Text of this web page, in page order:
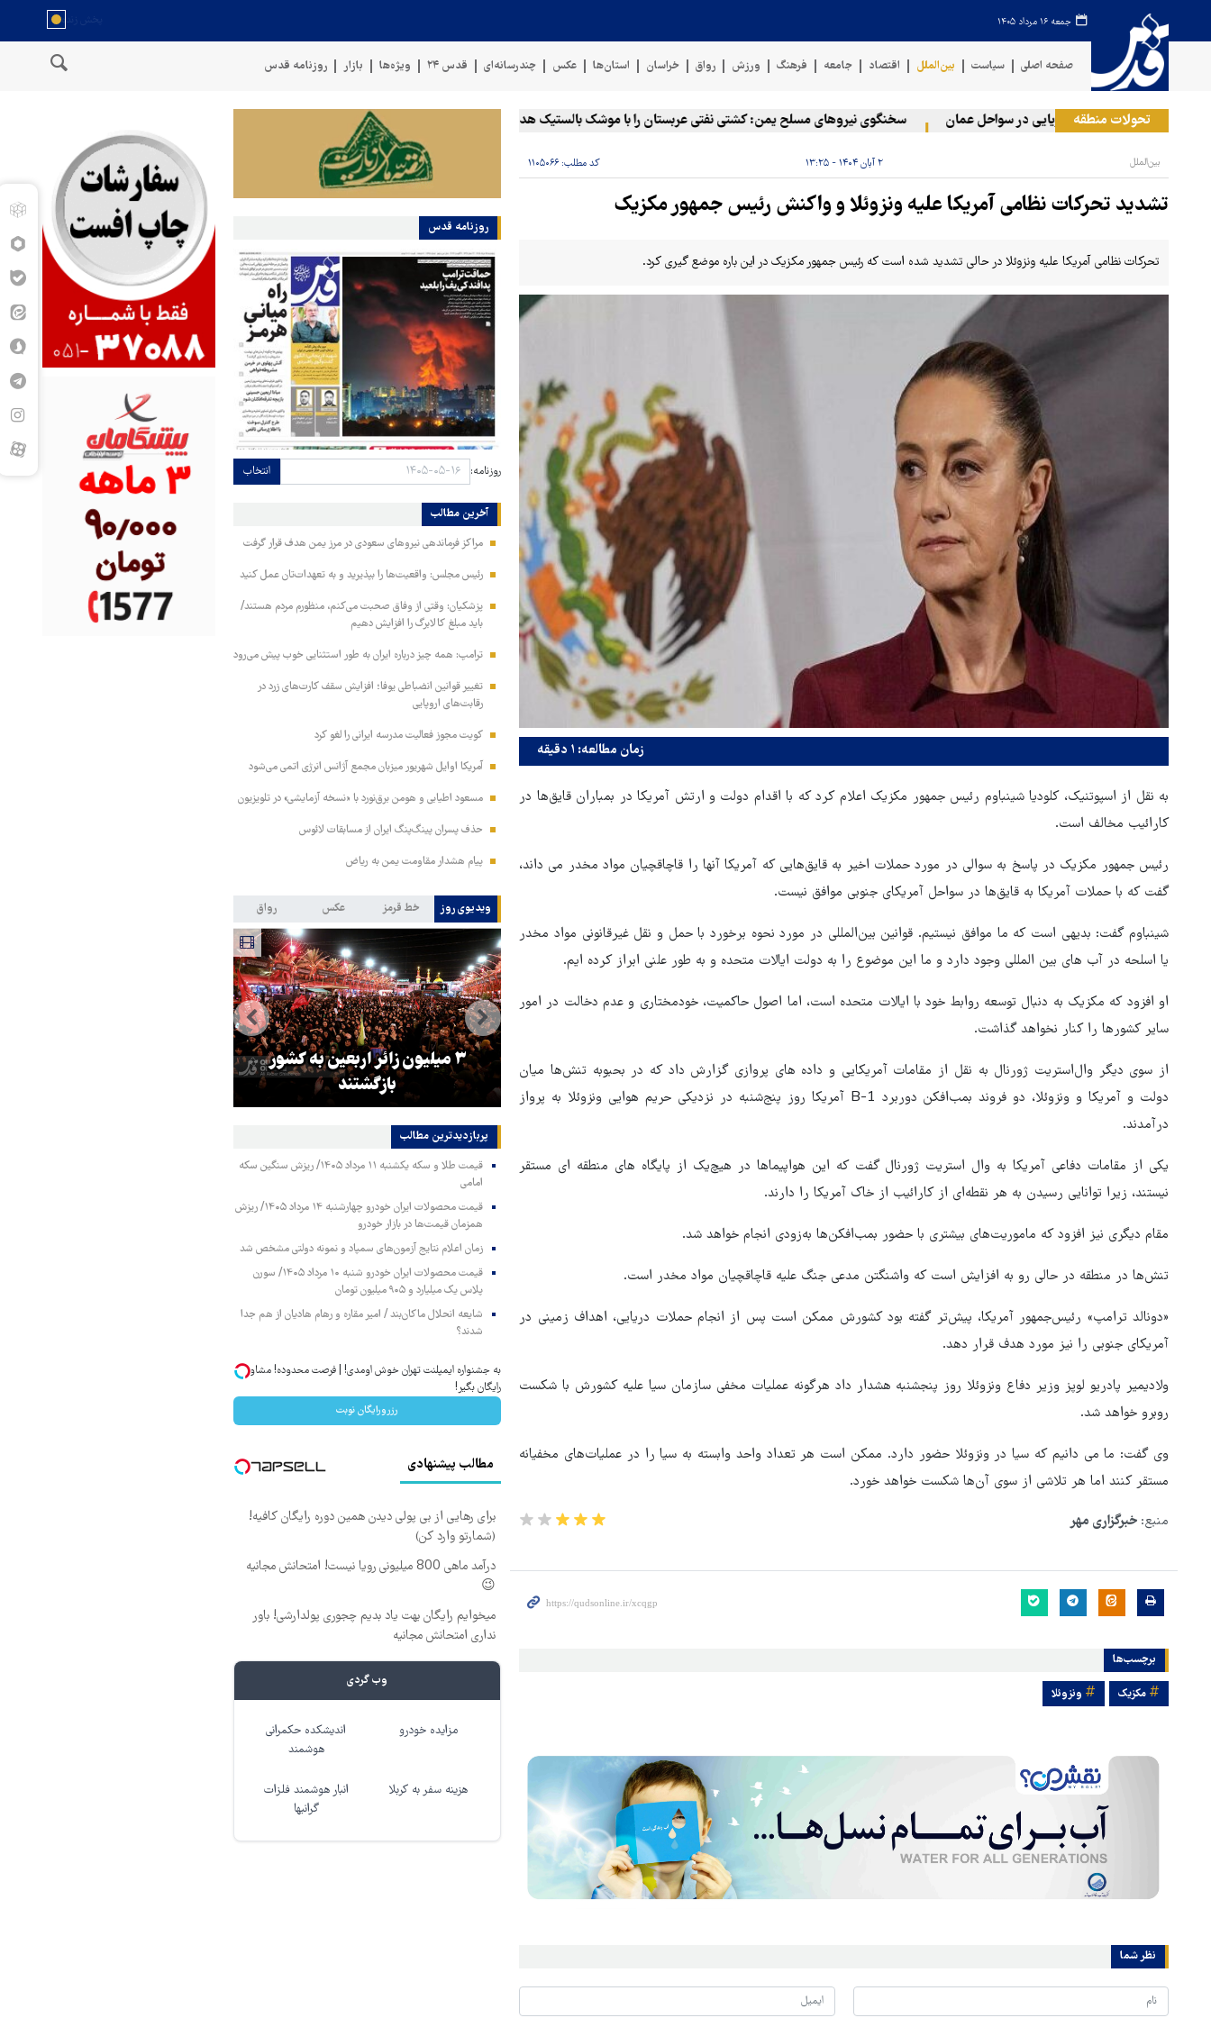
جمعه ۱۶ مرداد ۱۴۰۵
صفحه اصلی سیاست بین‌الملل اقتصاد جامعه فرهنگ ورزش رواق خراسان استان‌ها عکس چندرسانه‌ای قدس ۲۴ ویژه‌ها بازار روزنامه قدس
تحولات منطقه
وقوع حادثه دریایی در سواحل عمان سخنگوی نیروهای مسلح یمن: کشتی نفتی عربستان را با موشک بالستیک هدف قرار دادیم
بین‌الملل ۲ آبان ۱۴۰۴ - ۱۳:۲۵ کد مطلب: ۱۱۰۵۰۶۶
تشدید تحرکات نظامی آمریکا علیه ونزوئلا و واکنش رئیس جمهور مکزیک
تحرکات نظامی آمریکا علیه ونزوئلا در حالی تشدید شده است که رئیس جمهور مکزیک در این باره موضع گیری کرد.
زمان مطالعه: ۱ دقیقه
به نقل از اسپوتنیک، کلودیا شینباوم رئیس جمهور مکزیک اعلام کرد که با اقدام دولت و ارتش آمریکا در بمباران قایق‌ها در
کارائیب مخالف است.
رئیس جمهور مکزیک در پاسخ به سوالی در مورد حملات اخیر به قایق‌هایی که آمریکا آنها را قاچاقچیان مواد مخدر می داند،
گفت که با حملات آمریکا به قایق‌ها در سواحل آمریکای جنوبی موافق نیست.
شینباوم گفت: بدیهی است که ما موافق نیستیم. قوانین بین‌المللی در مورد نحوه برخورد با حمل و نقل غیرقانونی مواد مخدر
یا اسلحه در آب های بین المللی وجود دارد و ما این موضوع را به دولت ایالات متحده و به طور علنی ابراز کرده ایم.
او افزود که مکزیک به دنبال توسعه روابط خود با ایالات متحده است، اما اصول حاکمیت، خودمختاری و عدم دخالت در امور
سایر کشورها را کنار نخواهد گذاشت.
از سوی دیگر وال‌استریت ژورنال به نقل از مقامات آمریکایی و داده های پروازی گزارش داد که در بحبوبه تنش‌ها میان
دولت و آمریکا و ونزوئلا، دو فروند بمب‌افکن دوربرد B-1 آمریکا روز پنج‌شنبه در نزدیکی حریم هوایی ونزوئلا به پرواز
درآمدند.
یکی از مقامات دفاعی آمریکا به وال استریت ژورنال گفت که این هواپیماها در هیچ‌یک از پایگاه های منطقه ای مستقر
نیستند، زیرا توانایی رسیدن به هر نقطه‌ای از کارائیب از خاک آمریکا را دارند.
مقام دیگری نیز افزود که ماموریت‌های بیشتری با حضور بمب‌افکن‌ها به‌زودی انجام خواهد شد.
تنش‌ها در منطقه در حالی رو به افزایش است که واشنگتن مدعی جنگ علیه قاچاقچیان مواد مخدر است.
«دونالد ترامپ» رئیس‌جمهور آمریکا، پیش‌تر گفته بود کشورش ممکن است پس از انجام حملات دریایی، اهداف زمینی در
آمریکای جنوبی را نیز مورد هدف قرار دهد.
ولادیمیر پادریو لوپز وزیر دفاع ونزوئلا روز پنجشنبه هشدار داد هرگونه عملیات مخفی سازمان سیا علیه کشورش با شکست
روبرو خواهد شد.
وی گفت: ما می دانیم که سیا در ونزوئلا حضور دارد. ممکن است هر تعداد واحد وابسته به سیا را در عملیات‌های مخفیانه
مستقر کنند اما هر تلاشی از سوی آن‌ها شکست خواهد خورد.
منبع: خبرگزاری مهر
برچسب‌ها
مکزیک ونزوئلا
نظر شما
روزنامه قدس
روزنامه: انتخاب
آخرین مطالب
مراکز فرماندهی نیروهای سعودی در مرز یمن هدف قرار گرفت
رئیس مجلس: واقعیت‌ها را بپذیرید و به تعهدات‌تان عمل کنید
پزشکیان: وقتی از وفاق صحبت می‌کنم، منظورم مردم هستند/
باید مبلغ کالابرگ را افزایش دهیم
ترامپ: همه چیز درباره ایران به طور استثنایی خوب پیش می‌رود
تغییر قوانین انضباطی یوفا؛ افزایش سقف کارت‌های زرد در
رقابت‌های اروپایی
کویت مجوز فعالیت مدرسه ایرانی را لغو کرد
آمریکا اوایل شهریور میزبان مجمع آژانس انرژی اتمی می‌شود
مسعود اطیابی و هومن برق‌نورد با «نسخه آزمایشی» در تلویزیون
حذف پسران پینگ‌پنگ ایران از مسابقات لائوس
پیام هشدار مقاومت یمن به ریاض
ویدیوی روز خط قرمز عکس رواق
هماهنگی محور مقاومت، آمریکا را
در منطقه درمانده کرد
ترامپ نماد فساد، اقتدارگرایی و
جنگ‌طلبی است!
۳ میلیون زائر اربعین به کشور
بازگشتند
پربازدیدترین‌ مطالب
قیمت طلا و سکه یکشنبه ۱۱ مرداد ۱۴۰۵/ ریزش سنگین سکه
امامی
قیمت محصولات ایران خودرو چهارشنبه ۱۴ مرداد ۱۴۰۵/ ریزش
همزمان قیمت‌ها در بازار خودرو
زمان اعلام نتایج آزمون‌های سمپاد و نمونه دولتی مشخص شد
قیمت محصولات ایران خودرو شنبه ۱۰ مرداد ۱۴۰۵/ سورن
پلاس یک میلیارد و ۹۰۵ میلیون تومان
شایعه انحلال ماکان‌بند / امیر مقاره و رهام هادیان از هم جدا
شدند؟
به جشنواره ایمپلنت تهران خوش اومدی! | فرصت محدوده! مشاوره
رایگان بگیر!
رزرورایگان نوبت
مطالب پیشنهادی
برای رهایی از بی پولی دیدن همین دوره رایگان کافیه!
(شمارتو وارد کن)
درآمد ماهی 800 میلیونی رویا نیست! امتحانش مجانیه
😉
میخوایم رایگان بهت یاد بدیم چجوری پولدارشی! باور
نداری امتحانش مجانیه
وب گردی
مزایده خودرو
اندیشکده حکمرانی
هوشمند
هزینه سفر به کربلا
انبار هوشمند فلزات
گرانبها